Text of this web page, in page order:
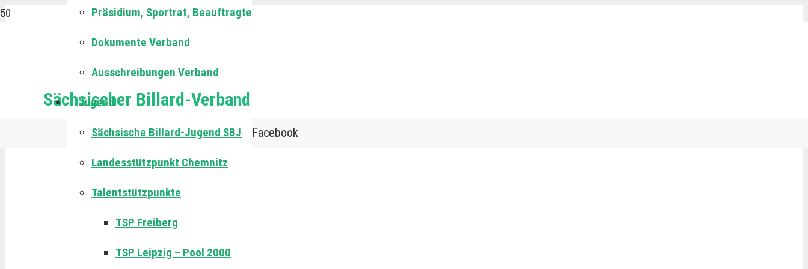
Sächsischer Billard-Verband
Präsidium, Sportrat, Beauftragte
Dokumente Verband
Ausschreibungen Verband
Jugend
Sächsische Billard-Jugend SBJ
Landesstützpunkt Chemnitz
Talentstützpunkte
TSP Freiberg
TSP Leipzig – Pool 2000
Facebook